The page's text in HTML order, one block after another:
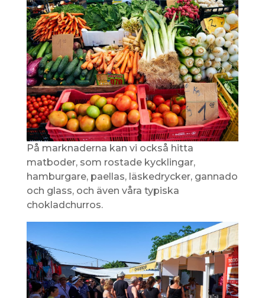
På marknaderna kan vi också hitta
matboder, som rostade kycklingar,
hamburgare, paellas, läskedrycker, gannado
och glass, och även våra typiska
chokladchurros.